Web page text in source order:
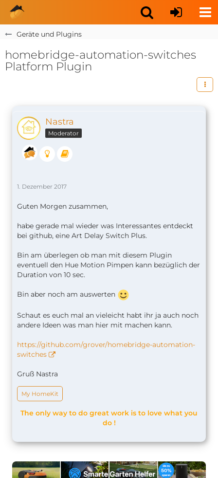
Geräte und Plugins
homebridge-automation-switches
Platform Plugin
Nastra
Moderator
1. Dezember 2017
Guten Morgen zusammen,
habe gerade mal wieder was Interessantes entdeckt
bei github, eine Art Delay Switch Plus.
Bin am überlegen ob man mit diesem Plugin
eventuell den Hue Motion Pimpen kann bezüglich der
Duration von 10 sec.
Bin aber noch am auswerten
Schaut es euch mal an vieleicht habt ihr ja auch noch
andere Ideen was man hier mit machen kann.
https://github.com/grover/homebridge-automation-
switches
Gruß Nastra
My HomeKit
The only way to do great work is to love what you
do !